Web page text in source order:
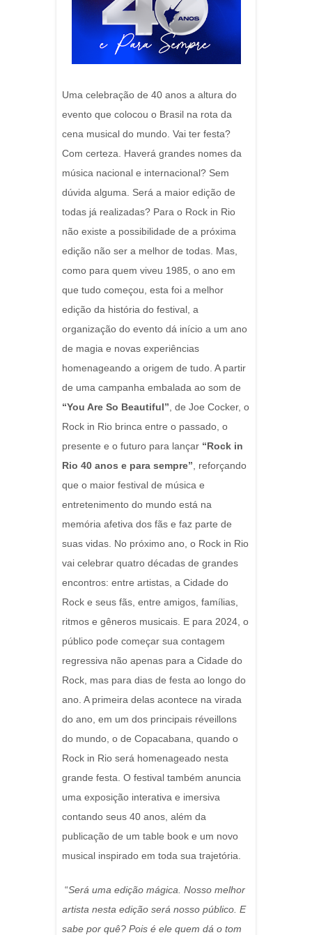
Uma celebração de 40 anos a altura do
evento que colocou o Brasil na rota da
cena musical do mundo. Vai ter festa?
Com certeza. Haverá grandes nomes da
música nacional e internacional? Sem
dúvida alguma. Será a maior edição de
todas já realizadas? Para o Rock in Rio
não existe a possibilidade de a próxima
edição não ser a melhor de todas. Mas,
como para quem viveu 1985, o ano em
que tudo começou, esta foi a melhor
edição da história do festival, a
organização do evento dá início a um ano
de magia e novas experiências
homenageando a origem de tudo. A partir
de uma campanha embalada ao som de
“You Are So Beautiful” , de Joe Cocker, o
Rock in Rio brinca entre o passado, o
presente e o futuro para lançar “Rock in
Rio 40 anos e para sempre” , reforçando
que o maior festival de música e
entretenimento do mundo está na
memória afetiva dos fãs e faz parte de
suas vidas. No próximo ano, o Rock in Rio
vai celebrar quatro décadas de grandes
encontros: entre artistas, a Cidade do
Rock e seus fãs, entre amigos, famílias,
ritmos e gêneros musicais. E para 2024, o
público pode começar sua contagem
regressiva não apenas para a Cidade do
Rock, mas para dias de festa ao longo do
ano. A primeira delas acontece na virada
do ano, em um dos principais réveillons
do mundo, o de Copacabana, quando o
Rock in Rio será homenageado nesta
grande festa. O festival também anuncia
uma exposição interativa e imersiva
contando seus 40 anos, além da
publicação de um table book e um novo
musical inspirado em toda sua trajetória.
“Será uma edição mágica. Nosso melhor
artista nesta edição será nosso público. E
sabe por quê? Pois é ele quem dá o tom